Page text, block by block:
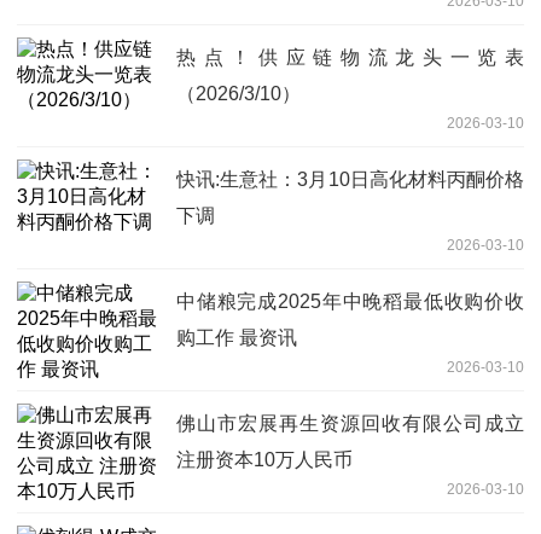
热点！供应链物流龙头一览表
（2026/3/10）
2026-03-10
快讯:生意社：3月10日高化材料丙酮价格
下调
2026-03-10
中储粮完成2025年中晚稻最低收购价收
购工作 最资讯
2026-03-10
佛山市宏展再生资源回收有限公司成立
注册资本10万人民币
2026-03-10